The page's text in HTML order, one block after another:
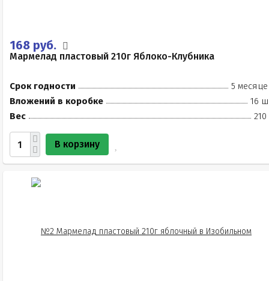
168 руб.
Мармелад пластовый 210г Яблоко-Клубника
Срок годности
5
Вложений в коробке
16
Вес
210
В корзину